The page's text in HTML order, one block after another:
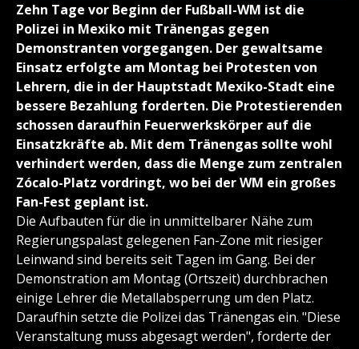
Zehn Tage vor Beginn der Fußball-WM ist die
Polizei in Mexiko mit Tränengas gegen
Demonstranten vorgegangen. Der gewaltsame
Einsatz erfolgte am Montag bei Protesten von
Lehrern, die in der Hauptstadt Mexiko-Stadt eine
bessere Bezahlung forderten. Die Protestierenden
schossen daraufhin Feuerwerkskörper auf die
Einsatzkräfte ab. Mit dem Tränengas sollte wohl
verhindert werden, dass die Menge zum zentralen
Zócalo-Platz vordringt, wo bei der WM ein großes
Fan-Fest geplant ist.
Die Aufbauten für die in unmittelbarer Nähe zum
Regierungspalast gelegenen Fan-Zone mit riesiger
Leinwand sind bereits seit Tagen im Gang. Bei der
Demonstration am Montag (Ortszeit) durchbrachen
einige Lehrer die Metallabsperrung um den Platz.
Daraufhin setzte die Polizei das Tränengas ein. "Diese
Veranstaltung muss abgesagt werden", forderte der